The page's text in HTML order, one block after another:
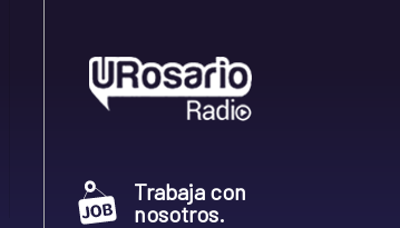
Trabaja con
nosotros.